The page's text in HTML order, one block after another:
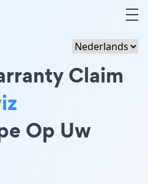
Claim
Op Uw